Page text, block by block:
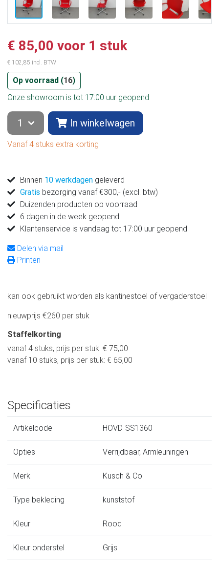
€ 85,00 voor 1 stuk
€ 102,85 incl. BTW
Op voorraad (16)
Onze showroom is tot 17:00 uur geopend
In winkelwagen
Vanaf 4 stuks extra korting
Binnen 10 werkdagen geleverd
Gratis bezorging vanaf €300,- (excl. btw)
Duizenden producten op voorraad
6 dagen in de week geopend
Klantenservice is vandaag tot 17:00 uur geopend
Delen via mail
Printen
kan ook gebruikt worden als kantinestoel of vergaderstoel
nieuwprijs €260 per stuk
Staffelkorting
vanaf 4 stuks, prijs per stuk: € 75,00
vanaf 10 stuks, prijs per stuk: € 65,00
Specificaties
Artikelcode HOVD-SS1360
Opties Verrijdbaar, Armleuningen
Merk Kusch & Co
Type bekleding kunststof
Kleur Rood
Kleur onderstel Grijs